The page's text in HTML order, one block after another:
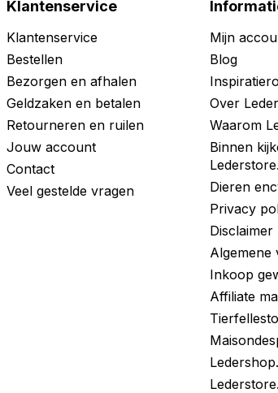
Klantenservice
Klantenservice
Bestellen
Bezorgen en afhalen
Geldzaken en betalen
Retourneren en ruilen
Jouw account
Contact
Veel gestelde vragen
Mijn
Blog
Over
Waarom
Binnen
Dieren
Privacy
Disclaimer
Algemene
Inkoop
Affiliate